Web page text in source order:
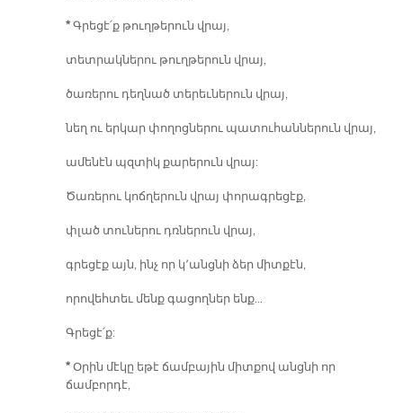
*Գրեցէ՛ք թուղթերուն վրայ,
տետրակներու թուղթերուն վրայ,
ծառերու դեղնած տերեւներուն վրայ,
նեղ ու երկար փողոցներու պատուհաններուն վրայ,
ամենէն պզտիկ քարերուն վրայ:
Ծառերու կոճղերուն վրայ փորագրեցէք,
փլած տուներու դռներուն վրայ,
գրեցէք այն, ինչ որ կ՚անցնի ձեր միտքէն,
որովեհտեւ մենք գացողներ ենք…
Գրեցէ՛ք:
*Օրին մէկը եթէ ճամբային միտքով անցնի որ
ճամբորդէ,